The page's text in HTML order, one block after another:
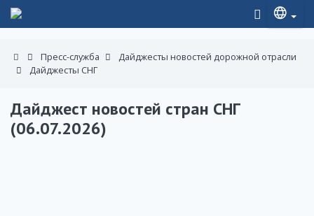
Пресс-служба
Дайджесты новостей дорожной отрасли
Дайджесты СНГ
Дайджест новостей стран СНГ
(06.07.2026)